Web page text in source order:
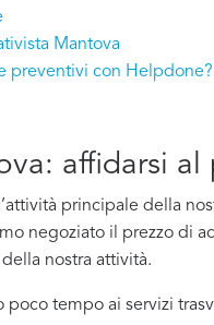
Mantova
preventivi con Helpdone?
affidarsi
principale della
negoziato il prezzo di
nostra attività.
tempo ai servizi